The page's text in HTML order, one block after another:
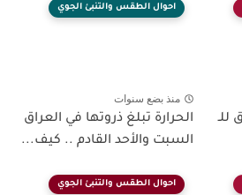
للـ
احوال الطقس والتنبئ الجوي
منذ بضع سنوات
الحرارة تبلغ ذروتها في العراق
السبت والأحد القادم .. كيف...
احوال الطقس والتنبئ الجوي